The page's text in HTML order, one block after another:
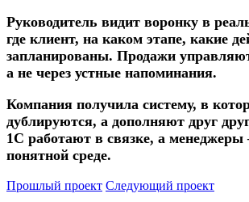
Руководитель видит воронку в
где клиент, на каком этапе, какие
запланированы. Продажи
а не через устные напоминания.
Компания получила систему, в
дублируются, а дополняют друг
1С работают в связке, а
понятной среде.
Прошлый проект Следующий проект